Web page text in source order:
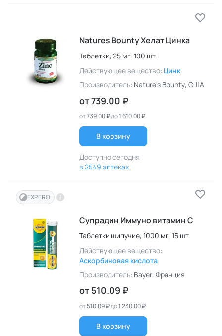
Natures Bounty Хелат Цинка
Таблетки, 25 мг, 100 шт.
Действующее вещество: Цинк
Производитель: Nature's Bounty, США
от739.00 ₽
от739.00 ₽до1 610.00 ₽
В корзину
Доступно сегодня
в 2549 аптеках
EXPERO
Супрадин Иммуно витамин С
Таблетки шипучие, 1000 мг, 15 шт.
Действующее вещество:
Аскорбиновая кислота
Производитель: Bayer, Франция
от 510.09 ₽
от510.09 ₽до1 230.00 ₽
В корзину